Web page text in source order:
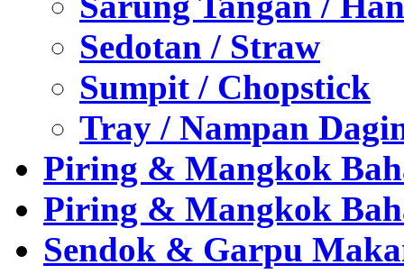
Sedotan / Straw
Sumpit / Chopstick
Tray / Nampan
Piring & Mangkok
Piring & Mangkok
Sendok & Garpu